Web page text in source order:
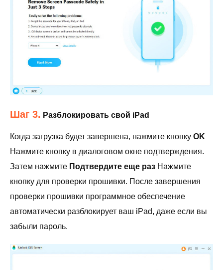
Шаг 3. Разблокировать свой iPad
Когда загрузка будет завершена, нажмите кнопку OK
Нажмите кнопку в диалоговом окне подтверждения.
Затем нажмите Подтвердите еще раз Нажмите
кнопку для проверки прошивки. После завершения
проверки прошивки программное обеспечение
автоматически разблокирует ваш iPad, даже если вы
забыли пароль.